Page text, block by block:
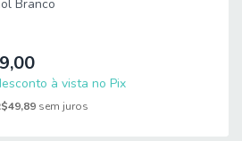
Branco
à vista no Pix
sem juros